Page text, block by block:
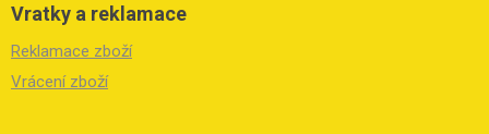
Vratky a reklamace
Reklamace zboží
Vrácení zboží